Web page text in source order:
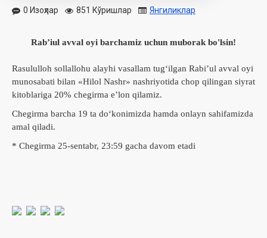
0 Изоҳлар 851 Кўришлар Янгиликлар
Rabʼiul avval oyi barchamiz uchun muborak bo'lsin!
Rasululloh sollallohu alayhi vasallam tugʻilgan Rabiʼul avval oyi
munosabati bilan «Hilol Nashr» nashriyotida chop qilingan siyrat
kitoblariga 20% chegirma eʼlon qilamiz.
Chegirma barcha 19 ta doʻkonimizda hamda onlayn sahifamizda
amal qiladi.
* Chegirma 25-sentabr, 23:59 gacha davom etadi